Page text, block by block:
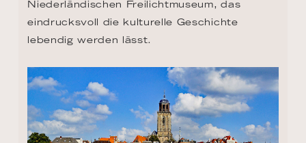
Niederländischen Freilichtmuseum, das
eindrucksvoll die kulturelle Geschichte
lebendig werden lässt.